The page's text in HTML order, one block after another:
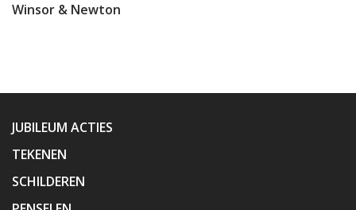
Winsor & Newton
JUBILEUM ACTIES
TEKENEN
SCHILDEREN